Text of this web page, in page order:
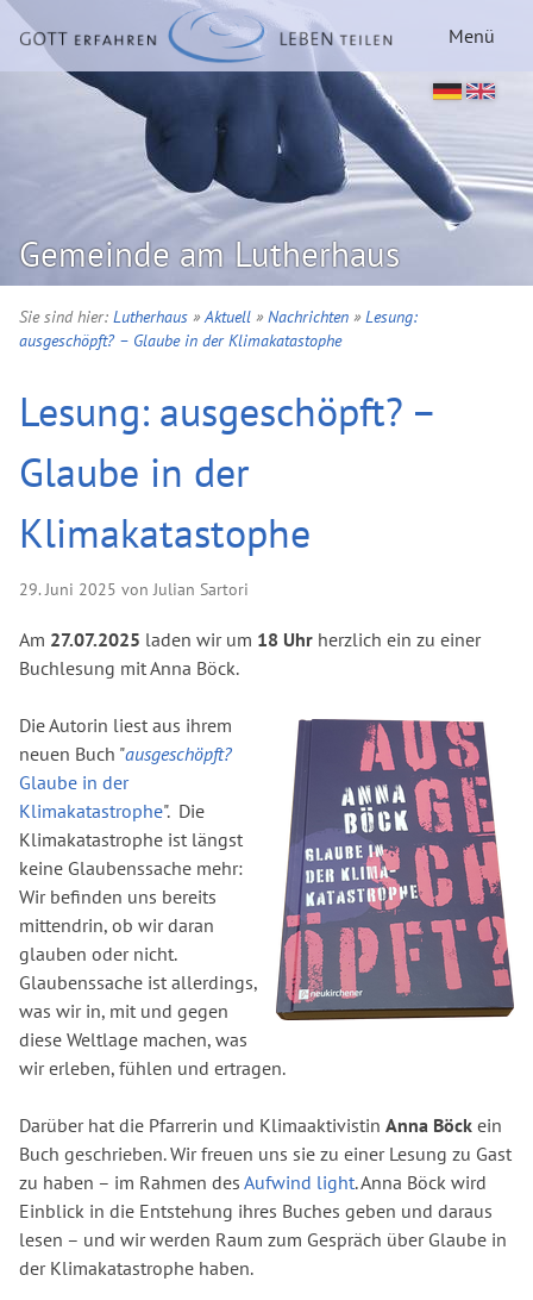
Menü
Gemeinde am Lutherhaus
Sie sind hier: Lutherhaus »Aktuell »Nachrichten »Lesung:
ausgeschöpft? – Glaube in der Klimakatastophe
Lesung: ausgeschöpft? –
Glaube in der
Klimakatastophe
29. Juni 2025 von Julian Sartori
Am 27.07.2025 laden wir um 18 Uhr herzlich ein zu einer
Buchlesung mit Anna Böck.
Die Autorin liest aus ihrem
neuen Buch "ausgeschöpft?
Glaube in der
Klimakatastrophe". Die
Klimakatastrophe ist längst
keine Glaubenssache mehr:
Wir befinden uns bereits
mittendrin, ob wir daran
glauben oder nicht.
Glaubenssache ist allerdings,
was wir in, mit und gegen
diese Weltlage machen, was
wir erleben, fühlen und ertragen.
Darüber hat die Pfarrerin und Klimaaktivistin Anna Böck ein
Buch geschrieben. Wir freuen uns sie zu einer Lesung zu Gast
zu haben – im Rahmen des Aufwind light. Anna Böck wird
Einblick in die Entstehung ihres Buches geben und daraus
lesen – und wir werden Raum zum Gespräch über Glaube in
der Klimakatastrophe haben.